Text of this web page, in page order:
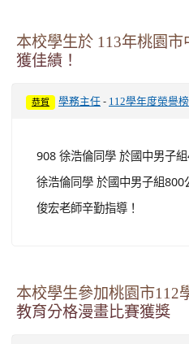
本校學生於 113年桃園
獲佳績！
恭賀 學務主任 - 112學年度榮譽榜
908 徐浩倫同學 於國中男子
徐浩倫同學 於國中男子組
俊宏老師辛勤指導！
本校學生參加桃園市112
教育分格漫畫比賽獲獎